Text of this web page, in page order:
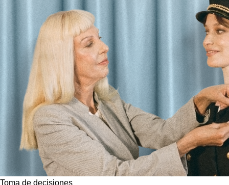
Toma de decisiones